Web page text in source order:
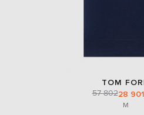
TOM
57 80228
M